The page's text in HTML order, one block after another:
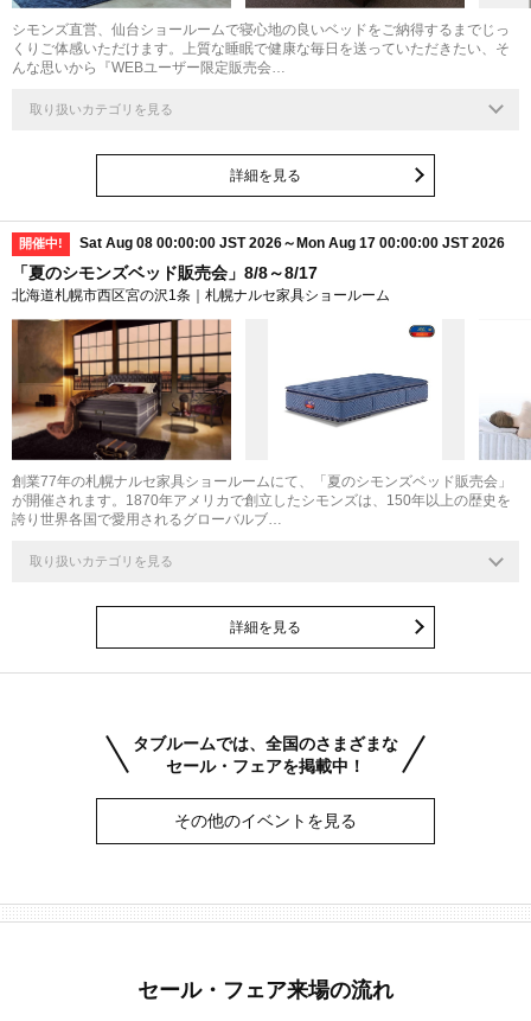
シモンズ直営、仙台ショールームで寝心地の良いベッドをご納得するまでじっ
くりご体感いただけます。上質な睡眠で健康な毎日を送っていただきたい、そ
んな思いから『WEBユーザー限定販売会…
取り扱いカテゴリを見る
詳細を見る
開催中! Sat Aug 08 00:00:00 JST 2026～Mon Aug 17 00:00:00 JST 2026
「夏のシモンズベッド販売会」8/8～8/17
北海道札幌市西区宮の沢1条｜札幌ナルセ家具ショールーム
創業77年の札幌ナルセ家具ショールームにて、「夏のシモンズベッド販売会」
が開催されます。1870年アメリカで創立したシモンズは、150年以上の歴史を
誇り世界各国で愛用されるグローバルブ…
取り扱いカテゴリを見る
詳細を見る
タブルームでは、全国のさまざまな
セール・フェアを掲載中！
その他のイベントを見る
セール・フェア来場の流れ